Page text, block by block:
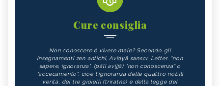
Cure consiglia
Non conoscere è vivere male? Secondo gli
insegnamenti zen antichi, Avidyā sanscr. Letter. "non
sapere, ignoranza". (pāli avijjā) "non conoscenza" o
"accecamento", cioè l'ignoranza delle quattro nobili
verità, dei tre gioielli (triratna) e della legge del